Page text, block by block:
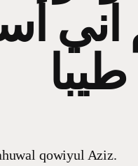
اني
طيبا
qowiyul Aziz.